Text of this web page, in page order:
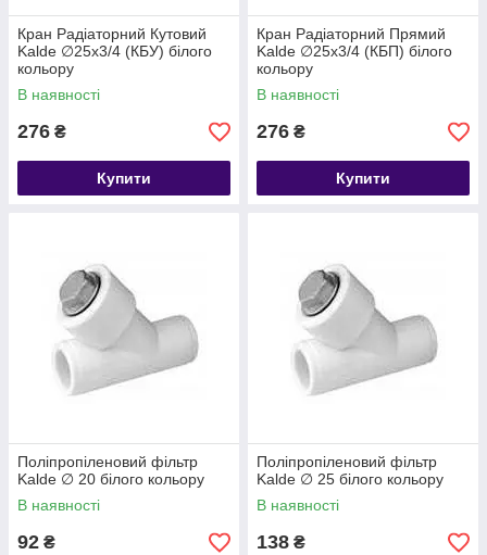
Кран Радіаторний Кутовий
Kalde ∅25х3/4 (КБУ) білого
кольору
В наявності
276 ₴
Купити
Кран Радіаторний Прямий
Kalde ∅25х3/4 (КБП) білого
кольору
В наявності
276 ₴
Купити
Поліпропіленовий фільтр
Kalde ∅ 20 білого кольору
В наявності
92 ₴
Поліпропіленовий фільтр
Kalde ∅ 25 білого кольору
В наявності
138 ₴